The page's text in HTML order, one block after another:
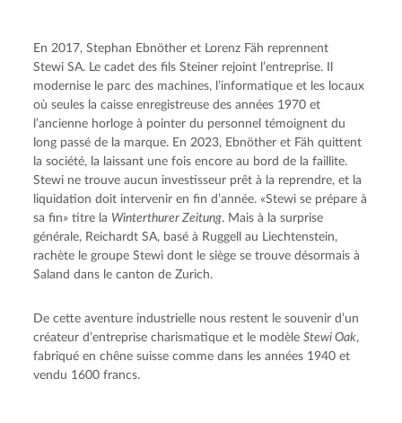
En 2017, Stephan Ebnöther et Lorenz Fäh reprennent
Stewi SA. Le cadet des fils Steiner rejoint l’entreprise. Il
modernise le parc des machines, l’informatique et les locaux
où seules la caisse enregistreuse des années 1970 et
l’ancienne horloge à pointer du personnel témoignent du
long passé de la marque. En 2023, Ebnöther et Fäh quittent
la société, la laissant une fois encore au bord de la faillite.
Stewi ne trouve aucun investisseur prêt à la reprendre, et la
liquidation doit intervenir en fin d’année. «Stewi se prépare à
sa fin» titre la Winterthurer Zeitung. Mais à la surprise
générale, Reichardt SA, basé à Ruggell au Liechtenstein,
rachète le groupe Stewi dont le siège se trouve désormais à
Saland dans le canton de Zurich.
De cette aventure industrielle nous restent le souvenir d’un
créateur d’entreprise charismatique et le modèle Stewi Oak,
fabriqué en chêne suisse comme dans les années 1940 et
vendu 1600 francs.